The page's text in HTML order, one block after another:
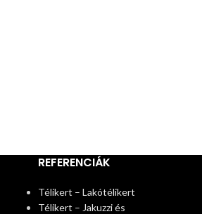
REFERENCIÁK
Télikert – Lakótélikert
Télikert – Jakuzzi és